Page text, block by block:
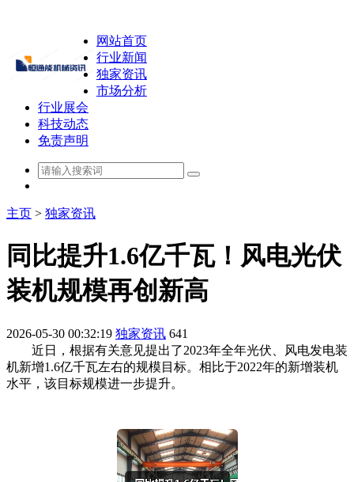
网站首页
行业新闻
独家资讯
市场分析
行业展会
科技动态
免责声明
主页 > 独家资讯
同比提升1.6亿千瓦！风电光伏
装机规模再创新高
2026-05-30 00:32:19 独家资讯 641
近日，根据有关意见提出了2023年全年光伏、风电发电装
机新增1.6亿千瓦左右的规模目标。相比于2022年的新增装机
水平，该目标规模进一步提升。